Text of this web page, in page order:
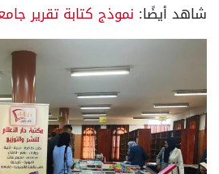
شاهد أيضًا: نموذج كتابة تقرير